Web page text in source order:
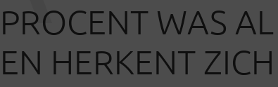
PROCENT WAS
EN HERKENT ZICH